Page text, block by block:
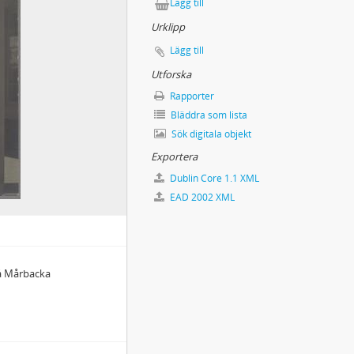
Mårbacka
Lägg till
Urklipp
Lägg till
Utforska
Rapporter
Bläddra som lista
Sök digitala objekt
Exportera
Dublin Core 1.1 XML
EAD 2002 XML